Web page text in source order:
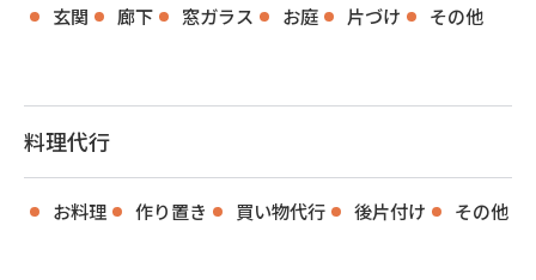
玄関
廊下 窓ガラス お庭 片づけ その他
料理代行
お料理 作り置き 買い物代行 後片付け その他